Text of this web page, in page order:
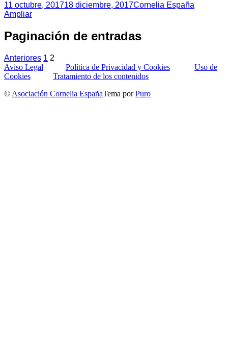
11 octubre, 201718 diciembre, 2017Cornelia España
Ampliar
Paginación de entradas
Anteriores 1 2
Aviso Legal
Política de Privacidad y Cookies
Uso de
Cookies
Tratamiento de los contenidos
© Asociación Cornelia EspañaTema porPuro